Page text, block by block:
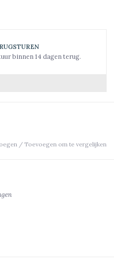
binnen 14 dagen terug.
/ Toevoegen om te vergelijken